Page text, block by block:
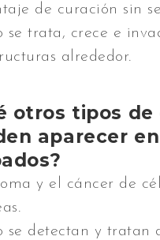
de curación sin
se trata, crece e
alrededor.
otros tipos de
aparecer
y el cáncer de
se detectan y tratan